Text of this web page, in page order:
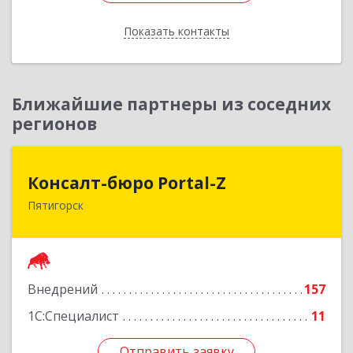
Показать контакты
Назад
Ближайшие партнеры из соседних
регионов
Консалт-бюро Portal-Z
Пятигорск
Внедрений
157
1С:Специалист
11
357502, Ставропольский край, Пятигорск г,